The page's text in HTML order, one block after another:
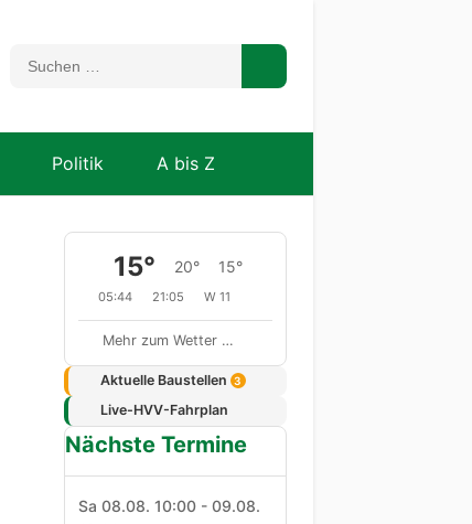
Politik A bis Z
15° 20° 15°
05:44 21:05 W 11
Mehr zum Wetter …
Aktuelle Baustellen 3
Live-HVV-Fahrplan
Nächste Termine
Sa 08.08. 10:00 - 09.08.